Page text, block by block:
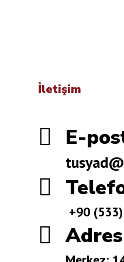
İletişim
 E-

+90
 Adres